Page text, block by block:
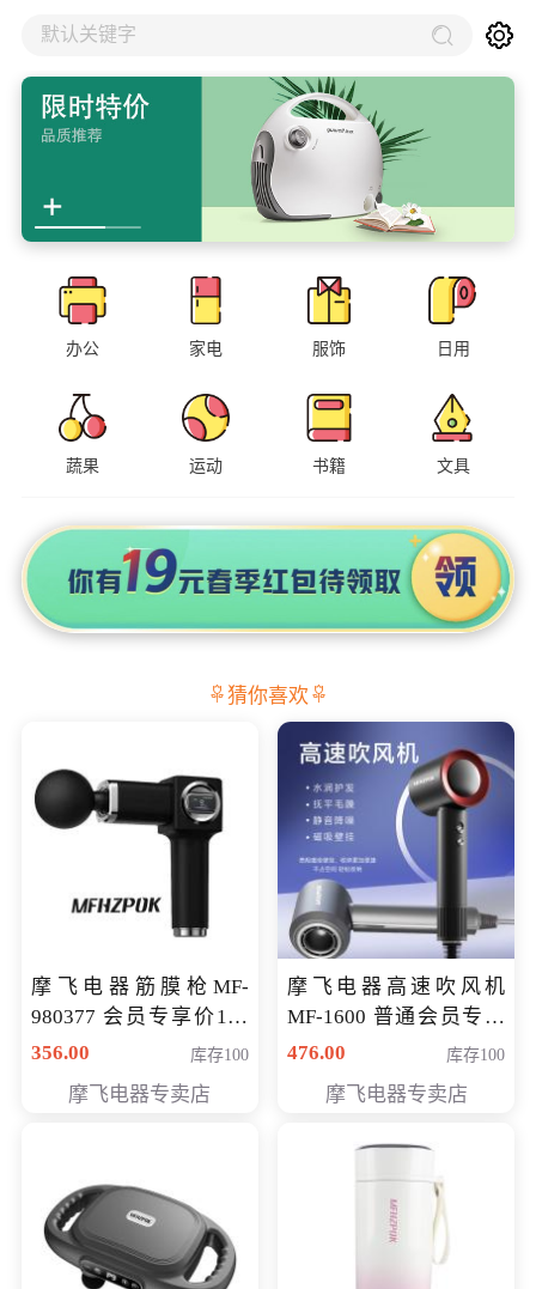
默认关键字
办公 家电 服饰 日用
蔬果 运动 书籍 文具
猜你喜欢
摩飞电器筋膜枪MF-
980377 会员专享价199
元
356.00 库存100
摩飞电器专卖店
摩飞电器高速吹风机
MF-1600 普通会员专享
价298元
476.00 库存100
摩飞电器专卖店